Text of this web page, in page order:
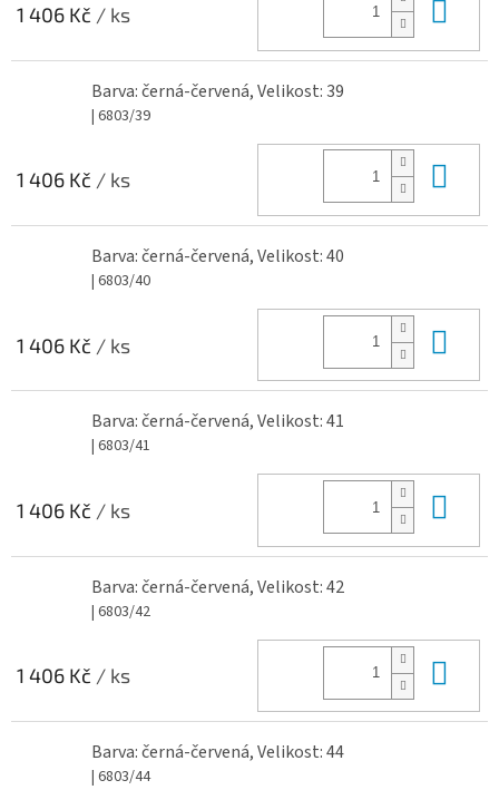
1 406 Kč / ks
Barva: černá-červená, Velikost: 39
| 6803/39
1 406 Kč / ks
Barva: černá-červená, Velikost: 40
| 6803/40
1 406 Kč / ks
Barva: černá-červená, Velikost: 41
| 6803/41
1 406 Kč / ks
Barva: černá-červená, Velikost: 42
| 6803/42
1 406 Kč / ks
Barva: černá-červená, Velikost: 44
| 6803/44